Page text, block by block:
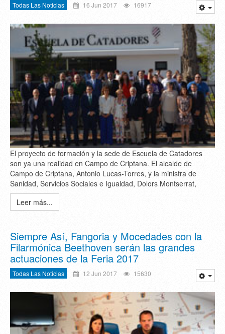
Todas Las Noticias 16 Jun 2017 16917
El proyecto de formación y la sede de Escuela de Catadores
son ya una realidad en Campo de Criptana. El alcalde de
Campo de Criptana, Antonio Lucas-Torres, y la ministra de
Sanidad, Servicios Sociales e Igualdad, Dolors Montserrat,
Leer más...
Siempre Así, Fangoria y Mocedades con la
Filarmónica Beethoven serán las grandes
actuaciones de la Feria 2017
Todas Las Noticias 12 Jun 2017 15630